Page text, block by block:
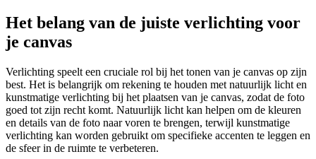
Het belang van de juiste verlichting voor
je canvas
Verlichting speelt een cruciale rol bij het tonen van je canvas op zijn
best. Het is belangrijk om rekening te houden met natuurlijk licht en
kunstmatige verlichting bij het plaatsen van je canvas, zodat de foto
goed tot zijn recht komt. Natuurlijk licht kan helpen om de kleuren
en details van de foto naar voren te brengen, terwijl kunstmatige
verlichting kan worden gebruikt om specifieke accenten te leggen en
de sfeer in de ruimte te verbeteren.